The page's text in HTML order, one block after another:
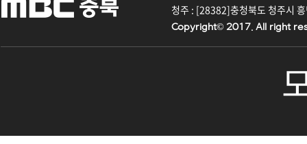
청주 : [28382]충청북도 청주시
Copyright© 2017. All right